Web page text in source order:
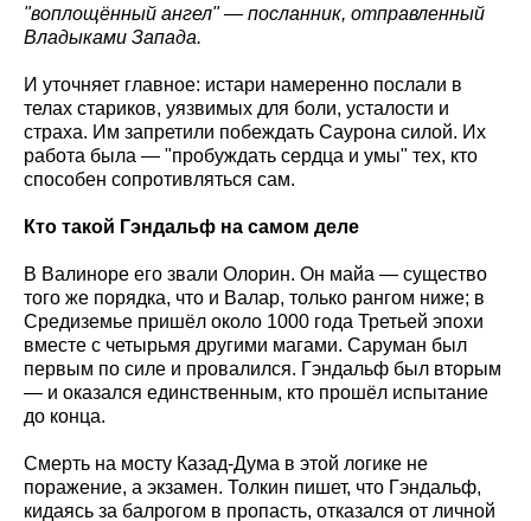
"воплощённый ангел" — посланник, отправленный
Владыками Запада.
И уточняет главное: истари намеренно послали в
телах стариков, уязвимых для боли, усталости и
страха. Им запретили побеждать Саурона силой. Их
работа была — "пробуждать сердца и умы" тех, кто
способен сопротивляться сам.
Кто такой Гэндальф на самом деле
В Валиноре его звали Олорин. Он майа — существо
того же порядка, что и Валар, только рангом ниже; в
Средиземье пришёл около 1000 года Третьей эпохи
вместе с четырьмя другими магами. Саруман был
первым по силе и провалился. Гэндальф был вторым
— и оказался единственным, кто прошёл испытание
до конца.
Смерть на мосту Казад-Дума в этой логике не
поражение, а экзамен. Толкин пишет, что Гэндальф,
кидаясь за балрогом в пропасть, отказался от личной